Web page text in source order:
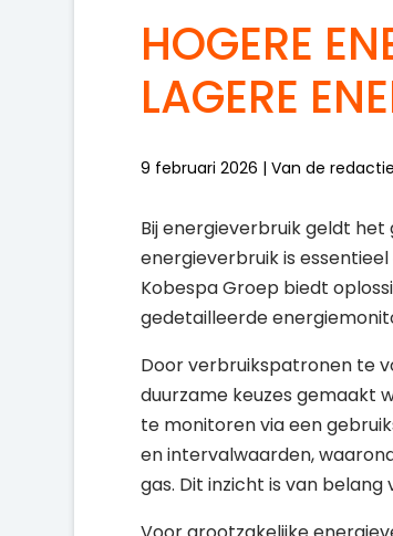
HOGERE
LAGERE
9 februari 2026 | Van de redactie
Bij energieverbruik geldt het
energieverbruik is
Kobespa Groep biedt
gedetailleerde
Door verbruikspatronen te
duurzame keuzes gemaakt
te monitoren via een
en intervalwaarden,
gas. Dit inzicht is van